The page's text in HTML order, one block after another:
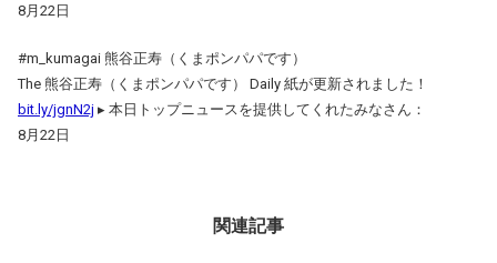
8月22日
#m_kumagai 熊谷正寿（くまポンパパです）
The 熊谷正寿（くまポンパパです） Daily 紙が更新されました！
bit.ly/jgnN2j ▸ 本日トップニュースを提供してくれたみなさん：
8月22日
関連記事